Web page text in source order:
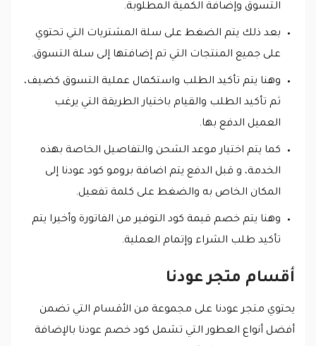
التسوق وإضافة الكمية المطلوبة.
بعد ذلك يتم الضغط على سلة المشتريات التي تحتوي
على جميع المنتجات التي تم إضافتها إلى سلة التسوق.
وهنا يتم تأكيد الطلب واستكمال عملية التسوق كضيف،
ثم تأكيد الطلب والقيام باختيار الطريقة التي يرغب
العميل الدفع بها.
كما يتم اختيار موعد الشحن والتفاصيل الخاصة بهذه
الخدمة، و قبل الدفع يتم اضافة برومو كود عودنا إلى
المكان الخاص به والضغط على كلمة تفعيل.
وهنا يتم خصم قيمة كود التوفير من الفاتورة وأخيرا يتم
تأكيد طلب الشراء وإتمام العملية.
أقسام متجر عودنا
يحتوي متجر عودنا على مجموعة من الأقسام التي تضمن
أفضل أنواع العطور التي تشمل كود خصم عودنا بالإضافة